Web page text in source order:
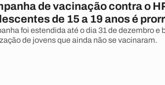
de vacinação contra o
de 15 a 19 anos é
foi estendida até o dia 31 de dezembro e
de jovens que ainda não se vacinaram.